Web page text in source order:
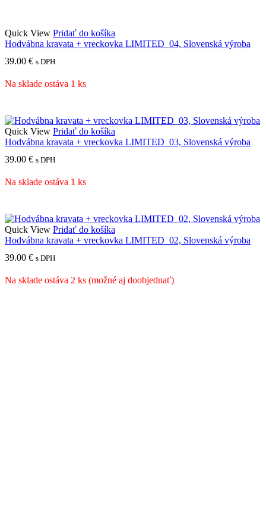
Quick View Pridať do košíka
Hodvábna kravata + vreckovka LIMITED_04, Slovenská výroba
39.00 € s DPH
Na sklade ostáva 1 ks
Quick View Pridať do košíka
Hodvábna kravata + vreckovka LIMITED_03, Slovenská výroba
39.00 € s DPH
Na sklade ostáva 1 ks
Quick View Pridať do košíka
Hodvábna kravata + vreckovka LIMITED_02, Slovenská výroba
39.00 € s DPH
Na sklade ostáva 2 ks (možné aj doobjednať)